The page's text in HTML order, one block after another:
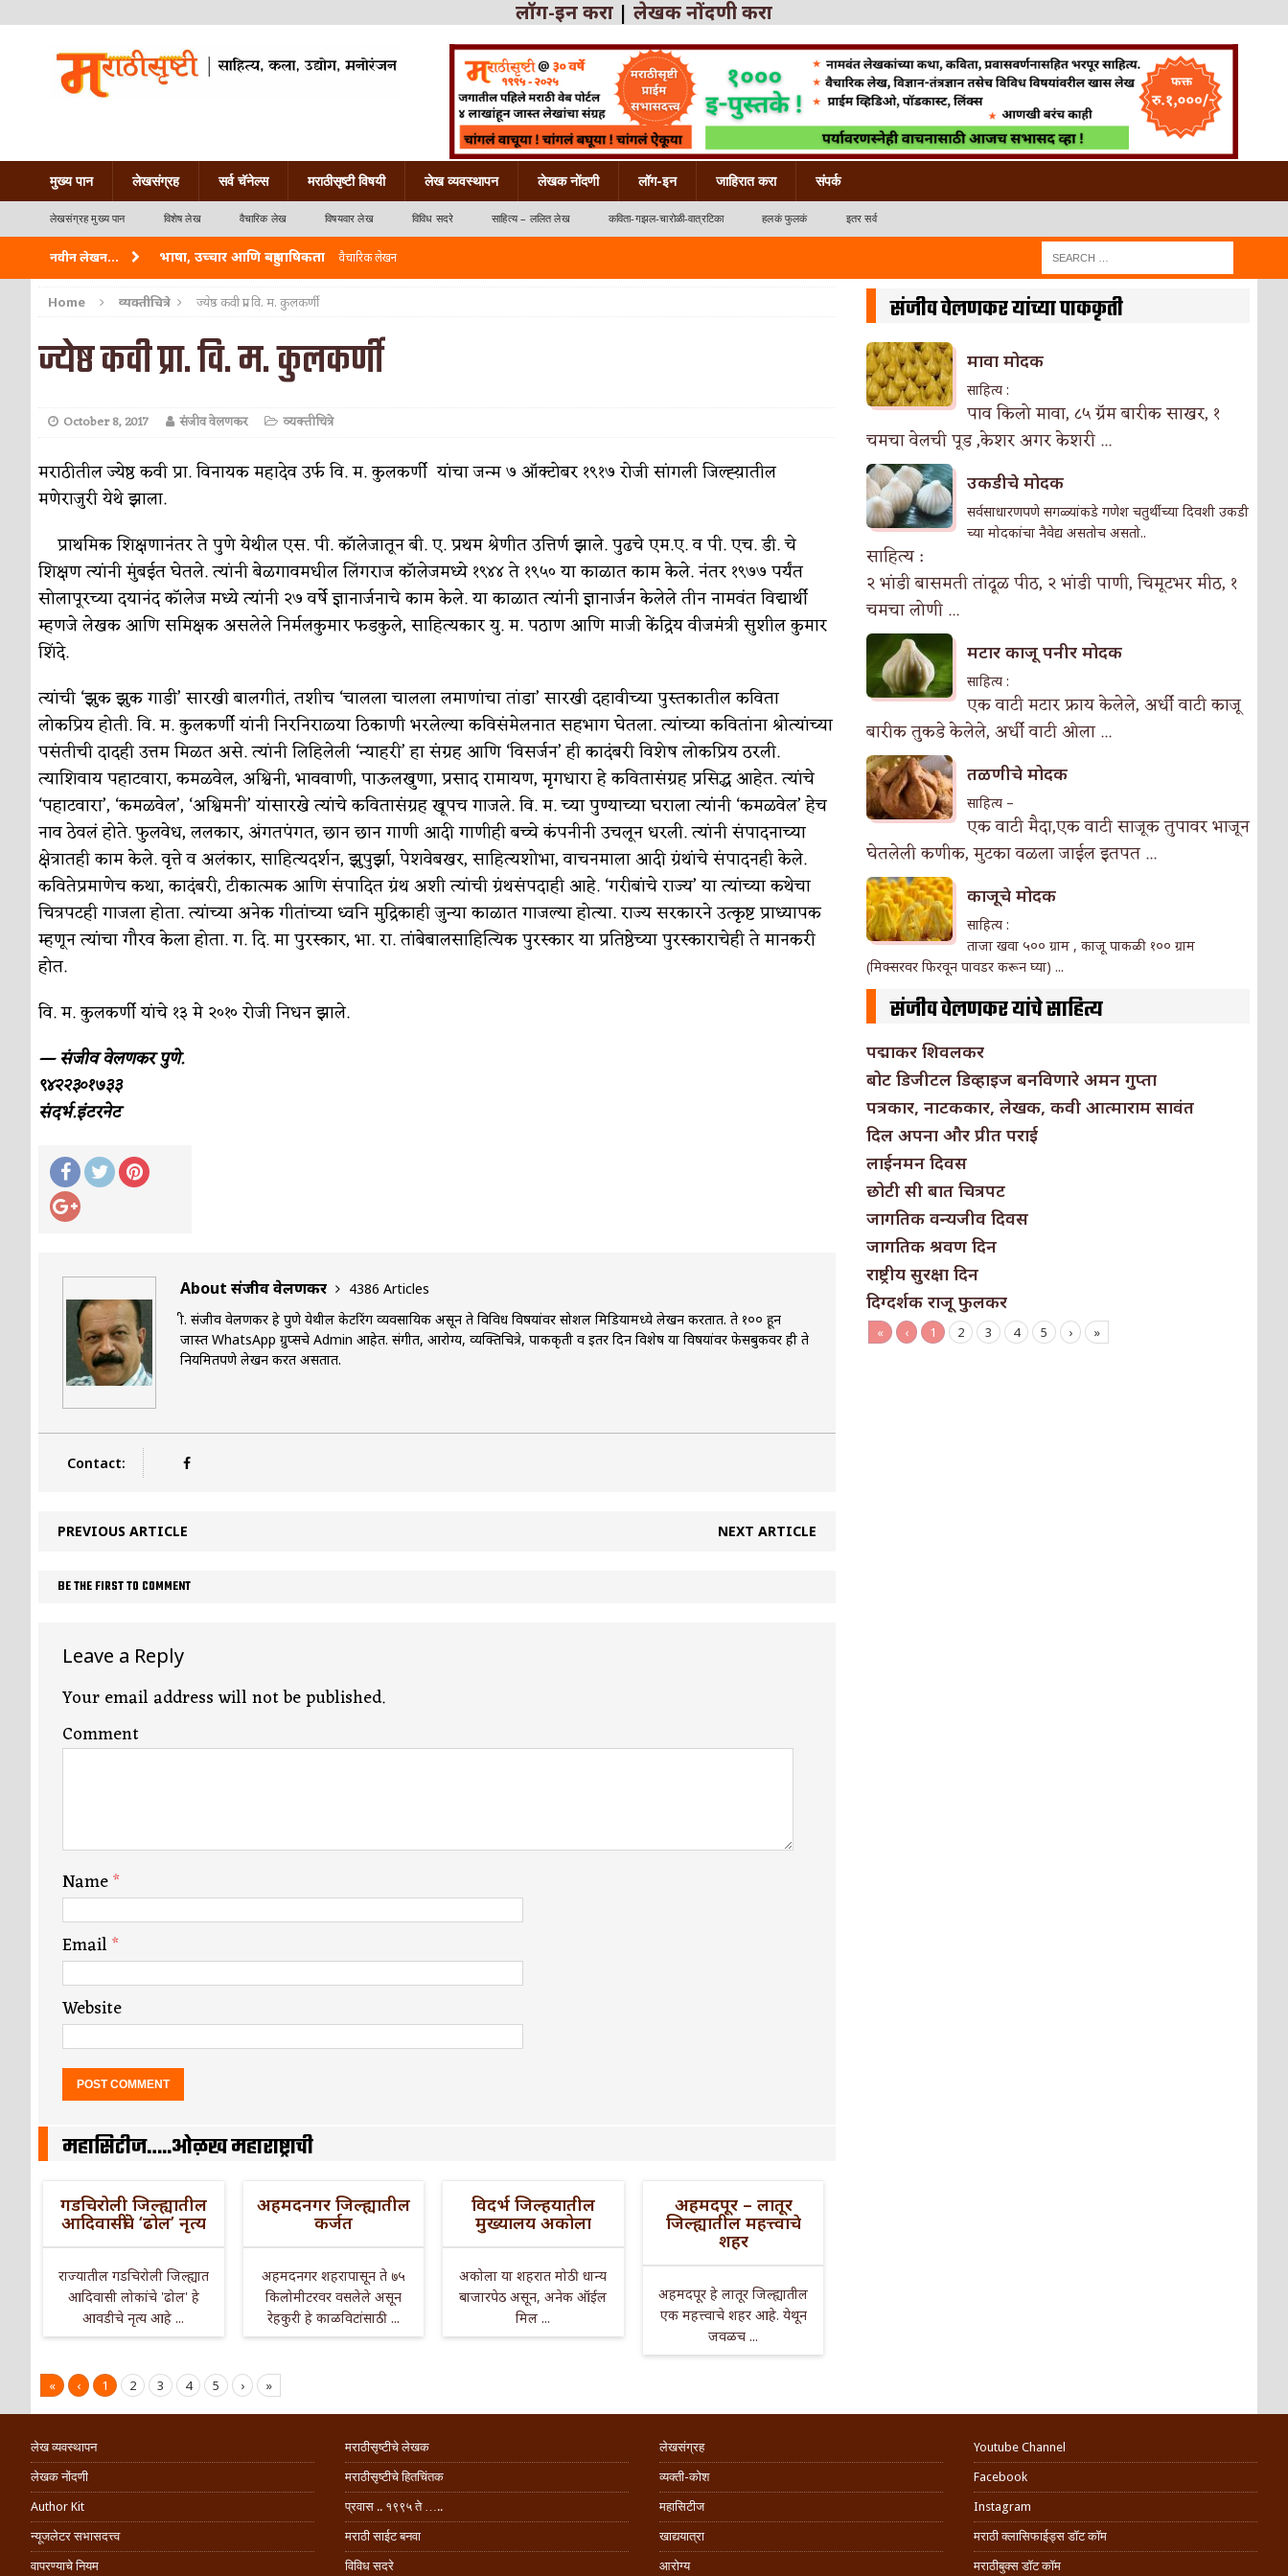
लॉग-इन करा | लेखक नोंदणी करा
मुख्य पान लेखसंग्रह सर्व चॅनेल्स मराठीसृष्टी विषयी लेख व्यवस्थापन लेखक नोंदणी लॉग-इन जाहिरात करा संपर्क
लेखसंग्रह मुख्य पान विशेष लेख वैचारिक लेख विषयवार लेख विविध सदरे साहित्य – ललित लेख कविता-गझल-चारोळी-वात्रटिका हलकं फुलकं इतर सर्व
नवीन लेखन... भाषा, उच्चार आणि बहुभाषिकता वैचारिक लेखन
वारी विठ्ठलाची कविता-गझल-चारोळी-वात्रटिका
ताम्र – एक अफलातून धातू (COPPER) आयुर्वेद
जेव्हा मी आडनांव बदलले
अशी एक कविता लिहू इच्छिते कविता-गझल-चारोळी-वात्रटिका
पाटलाची विहीर कविता-गझल-चारोळी-वात्रटिका
शपथ
पुस्तके बदलायची आहेत तुम्हाला! कविता-गझल-चारोळी-वात्रटिका
किती घोषणांचा पाऊस होता कविता-गझल-चारोळी-वात्रटिका
कसं हुईन तं हू माय… परिचय आणि परिक्षणे
चमकदार चांदी अर्थ-वाणिज्य
आदिवासींचा डॉक्टर, समाजसेवेचा ध्यास : डॉ. राहुल जोशी युवा-विश्व
डेंग्यू: ताप उतरला म्हणजे धोका टळला असे नाही! आरोग्य
४ जुलै – इतिहासात घडलेल्या महत्त्वाच्या घटना दिनविशेष
सुवर्ण – झळाळी अर्थ-वाणिज्य
‘अर्थ’पूर्ण हास्य अर्थ-वाणिज्य
अष्टपैलू : खंडू रांगणेकर क्रिकेट
बुडीच खटलं – संयुक्त कुटुंब का गरजेचं?
Home व्यक्तीचित्रे ज्येष्ठ कवी प्रा. वि. म. कुलकर्णी
ज्येष्ठ कवी प्रा. वि. म. कुलकर्णी
October 8, 2017 संजीव वेलणकर व्यक्तीचित्रे
मराठीतील ज्येष्ठ कवी प्रा. विनायक महादेव उर्फ वि. म. कुलकर्णी यांचा जन्म ७ ऑक्टोबर १९१७ रोजी सांगली जिल्ह्य़ातील
मणेराजुरी येथे झाला.
प्राथमिक शिक्षणानंतर ते पुणे येथील एस. पी. कॉलेजातून बी. ए. प्रथम श्रेणीत उत्तिर्ण झाले. पुढचे एम.ए. व पी. एच. डी. चे
शिक्षण त्यांनी मुंबईत घेतले. त्यांनी बेळगावमधील लिंगराज कॉलेजमध्ये १९४४ ते १९५० या काळात काम केले. नंतर १९७७ पर्यंत
सोलापूरच्या दयानंद कॉलेज मध्ये त्यांनी २७ वर्षे ज्ञानार्जनाचे काम केले. या काळात त्यांनी ज्ञानार्जन केलेले तीन नामवंत विद्यार्थी
म्हणजे लेखक आणि समिक्षक असलेले निर्मलकुमार फडकुले, साहित्यकार यु. म. पठाण आणि माजी केंद्रिय वीजमंत्री सुशील कुमार
शिंदे.
त्यांची ‘झुक झुक गाडी’ सारखी बालगीतं, तशीच ‘चालला चालला लमाणांचा तांडा’ सारखी दहावीच्या पुस्तकातील कविता
लोकप्रिय होती. वि. म. कुलकर्णी यांनी निरनिराळ्या ठिकाणी भरलेल्या कविसंमेलनात सहभाग घेतला. त्यांच्या कवितांना श्रोत्यांच्या
पसंतीची दादही उत्तम मिळत असे. त्यांनी लिहिलेली ‘न्याहरी’ हा संग्रह आणि ‘विसर्जन’ ही कादंबरी विशेष लोकप्रिय ठरली.
त्याशिवाय पहाटवारा, कमळवेल, अश्विनी, भाववाणी, पाऊलखुणा, प्रसाद रामायण, मृगधारा हे कवितासंग्रह प्रसिद्ध आहेत. त्यांचे
‘पहाटवारा’, ‘कमळवेल’, ‘अश्विमनी’ यांसारखे त्यांचे कवितासंग्रह खूपच गाजले. वि. म. च्या पुण्याच्या घराला त्यांनी ‘कमळवेल’ हेच
नाव ठेवलं होते. फुलवेध, ललकार, अंगतपंगत, छान छान गाणी आदी गाणीही बच्चे कंपनीनी उचलून धरली. त्यांनी संपादनाच्या
क्षेत्रातही काम केले. वृत्ते व अलंकार, साहित्यदर्शन, झुपुर्झा, पेशवेबखर, साहित्यशोभा, वाचनमाला आदी ग्रंथांचे संपादनही केले.
कवितेप्रमाणेच कथा, कादंबरी, टीकात्मक आणि संपादित ग्रंथ अशी त्यांची ग्रंथसंपदाही आहे. ‘गरीबांचे राज्य’ या त्यांच्या कथेचा
चित्रपटही गाजला होता. त्यांच्या अनेक गीतांच्या ध्वनि मुद्रिकाही जुन्या काळात गाजल्या होत्या. राज्य सरकारने उत्कृष्ट प्राध्यापक
म्हणून त्यांचा गौरव केला होता. ग. दि. मा पुरस्कार, भा. रा. तांबेबालसाहित्यिक पुरस्कार या प्रतिष्ठेच्या पुरस्काराचेही ते मानकरी
होत.
वि. म. कुलकर्णी यांचे १३ मे २०१० रोजी निधन झाले.
— संजीव वेलणकर पुणे.
९४२२३०१७३३
संदर्भ.इंटरनेट
About संजीव वेलणकर
4386 Articles
श्री. संजीव वेलणकर हे पुणे येथील केटरिंग व्यवसायिक असून ते विविध विषयांवर सोशल मिडियामध्ये लेखन करतात. ते १०० हून
जास्त WhatsApp ग्रुप्सचे Admin आहेत. संगीत, आरोग्य, व्यक्तिचित्रे, पाककृती व इतर दिन विशेष या विषयांवर फेसबुकवर ही ते
नियमितपणे लेखन करत असतात.
Contact:
PREVIOUS ARTICLE NEXT ARTICLE
BE THE FIRST TO COMMENT
Leave a Reply
Your email address will not be published.
Comment
Name*
Email*
Website
महासिटीज…..ओळख महाराष्ट्राची
गडचिरोली जिल्ह्यातील
आदिवासींचे ‘ढोल’ नृत्य
राज्यातील गडचिरोली जिल्ह्यात
आदिवासी लोकांचे 'ढोल' हे
आवडीचे नृत्य आहे ...
अहमदनगर जिल्ह्यातील
कर्जत
अहमदनगर शहरापासून ते ७५
किलोमीटरवर वसलेले असून
रेहकुरी हे काळविटांसाठी ...
विदर्भ जिल्हयातील
मुख्यालय अकोला
अकोला या शहरात मोठी धान्य
बाजारपेठ असून, अनेक ऑईल
मिल ...
अहमदपूर – लातूर
जिल्ह्यातील महत्त्वाचे
शहर
अहमदपूर हे लातूर जिल्ह्यातील
एक महत्त्वाचे शहर आहे. येथून
जवळच ...
« ‹ 1 2 3 4 5 › »
संजीव वेलणकर यांच्या पाककृती
मावा मोदक
साहित्य :
पाव किलो मावा, ८५ ग्रॅम बारीक साखर, १
चमचा वेलची पूड ,केशर अगर केशरी ...
उकडीचे मोदक
सर्वसाधारणपणे सगळ्यांकडे गणेश चतुर्थीच्या दिवशी उकडी
च्या मोदकांचा नैवेद्य असतोच असतो..
साहित्य :
२ भांडी बासमती तांदूळ पीठ, २ भांडी पाणी, चिमूटभर मीठ, १
चमचा लोणी ...
मटार काजू पनीर मोदक
साहित्य :
एक वाटी मटार फ्राय केलेले, अर्धी वाटी काजू
बारीक तुकडे केलेले, अर्धी वाटी ओला ...
तळणीचे मोदक
साहित्य –
एक वाटी मैदा,एक वाटी साजूक तुपावर भाजून
घेतलेली कणीक, मुटका वळला जाईल इतपत ...
काजूचे मोदक
साहित्य :
ताजा खवा ५०० ग्राम , काजू पाकळी १०० ग्राम
(मिक्सरवर फिरवून पावडर करून घ्या) ...
संजीव वेलणकर यांचे साहित्य
पद्माकर शिवलकर
बोट डिजीटल डिव्हाइज बनविणारे अमन गुप्ता
पत्रकार, नाटककार, लेखक, कवी आत्माराम सावंत
दिल अपना और प्रीत पराई
लाईनमन दिवस
छोटी सी बात चित्रपट
जागतिक वन्यजीव दिवस
जागतिक श्रवण दिन
राष्ट्रीय सुरक्षा दिन
दिग्दर्शक राजू फुलकर
« ‹ 1 2 3 4 5 › »
लेख व्यवस्थापन
लेखक नोंदणी
Author Kit
न्यूजलेटर सभासदत्त्व
वापरण्याचे नियम
मराठीसृष्टीचे लेखक
मराठीसृष्टीचे हितचिंतक
प्रवास .. १९९५ ते …..
मराठी साईट बनवा
विविध सदरे
लेखसंग्रह
व्यक्ती-कोश
महासिटीज
खाद्ययात्रा
आरोग्य
Youtube Channel
Facebook
Instagram
मराठी क्लासिफाईड्स डॉट कॉम
मराठीबुक्स डॉट कॉम